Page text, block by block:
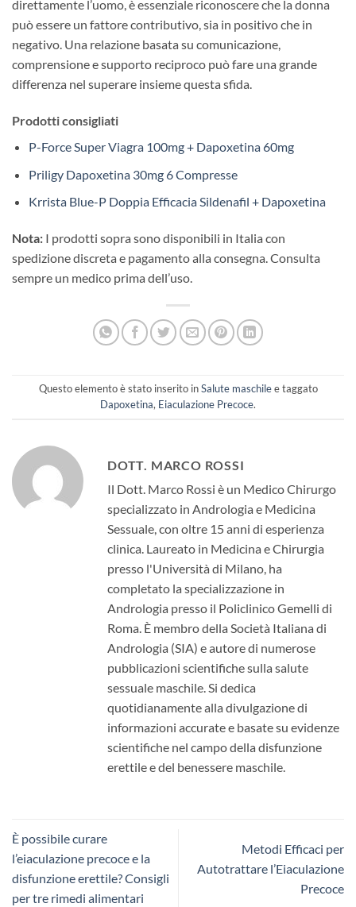
direttamente l’uomo, è essenziale riconoscere che la donna
può essere un fattore contributivo, sia in positivo che in
negativo. Una relazione basata su comunicazione,
comprensione e supporto reciproco può fare una grande
differenza nel superare insieme questa sfida.
Prodotti consigliati
P-Force Super Viagra 100mg + Dapoxetina 60mg
Priligy Dapoxetina 30mg 6 Compresse
Krrista Blue-P Doppia Efficacia Sildenafil + Dapoxetina
Nota: I prodotti sopra sono disponibili in Italia con
spedizione discreta e pagamento alla consegna. Consulta
sempre un medico prima dell’uso.
Questo elemento è stato inserito inSalute maschilee taggato
Dapoxetina, Eiaculazione Precoce.
DOTT. MARCO ROSSI
Il Dott. Marco Rossi è un Medico Chirurgo
specializzato in Andrologia e Medicina
Sessuale, con oltre 15 anni di esperienza
clinica. Laureato in Medicina e Chirurgia
presso l'Università di Milano, ha
completato la specializzazione in
Andrologia presso il Policlinico Gemelli di
Roma. È membro della Società Italiana di
Andrologia (SIA) e autore di numerose
pubblicazioni scientifiche sulla salute
sessuale maschile. Si dedica
quotidianamente alla divulgazione di
informazioni accurate e basate su evidenze
scientifiche nel campo della disfunzione
erettile e del benessere maschile.
È possibile curare
l’eiaculazione precoce e la
disfunzione erettile? Consigli
per tre rimedi alimentari
Metodi Efficaci per
Autotrattare l’Eiaculazione
Precoce